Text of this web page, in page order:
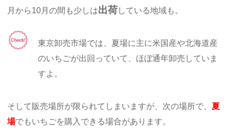
月から10月の間も少しは出荷している地域も。
東京卸売市場では、夏場に主に米国産や北海道産
のいちごが出回っていて、ほぼ通年卸売していま
すよ。
そして販売場所が限られてしまいますが、次の場所で、夏
場でもいちごを購入できる場合があります。